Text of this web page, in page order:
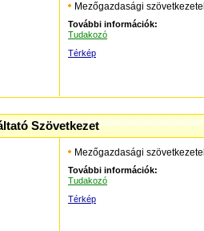
Mezőgazdasági
További információk:
Tudakozó
Térkép
Szövetkezet
Mezőgazdasági
További információk:
Tudakozó
Térkép